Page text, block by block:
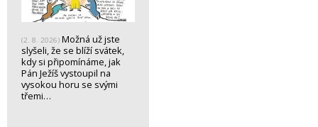
(2. 8. 2026) Možná už jste
slyšeli, že se blíží svátek,
kdy si připomínáme, jak
Pán Ježíš vystoupil na
vysokou horu se svými
třemi…